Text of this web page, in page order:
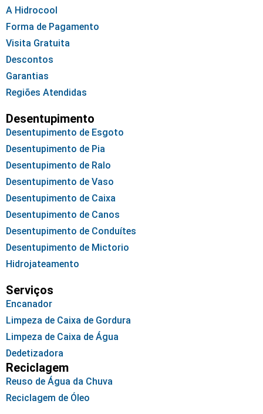
A Hidrocool
Forma de Pagamento
Visita Gratuita
Descontos
Garantias
Regiões Atendidas
Desentupimento
Desentupimento de Esgoto
Desentupimento de Pia
Desentupimento de Ralo
Desentupimento de Vaso
Desentupimento de Caixa
Desentupimento de Canos
Desentupimento de Conduítes
Desentupimento de Mictorio
Hidrojateamento
Serviços
Encanador
Limpeza de Caixa de Gordura
Limpeza de Caixa de Água
Dedetizadora
Reciclagem
Reuso de Água da Chuva
Reciclagem de Óleo